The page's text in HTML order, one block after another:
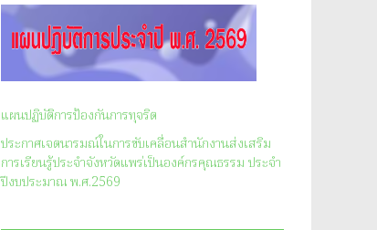
แผนปฏิบัติการป้องกันการทุจริต
ประกาศเจตนารมณ์ในการขับเคลื่อนสำนักงานส่งเสริม
การเรียนรู้ประจำจังหวัดแพร่เป็นองค์กรคุณธรรม ประจำ
ปีงบประมาณ พ.ศ.2569